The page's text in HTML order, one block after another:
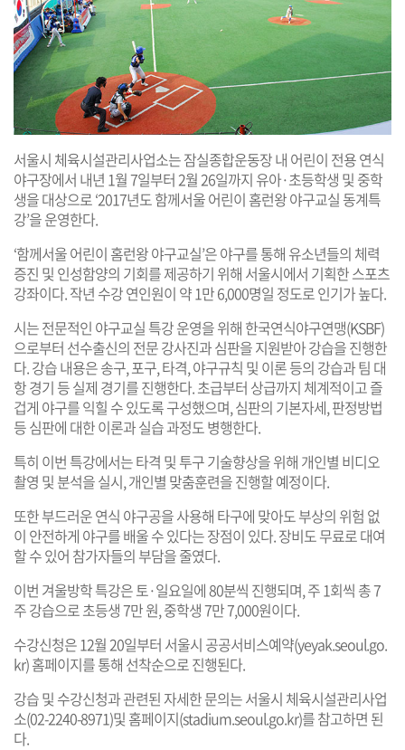
서울시 체육시설관리사업소는 잠실종합운동장 내 어린이 전용 연식
야구장에서 내년 1월 7일부터 2월 26일까지 유아·초등학생 및 중학
생을 대상으로 ‘2017년도 함께서울 어린이 홈런왕 야구교실 동계특
강’을 운영한다.
‘함께서울 어린이 홈런왕 야구교실’은 야구를 통해 유소년들의 체력
증진 및 인성함양의 기회를 제공하기 위해 서울시에서 기획한 스포츠
강좌이다. 작년 수강 연인원이 약 1만 6,000명일 정도로 인기가 높다.
시는 전문적인 야구교실 특강 운영을 위해 한국연식야구연맹(KSBF)
으로부터 선수출신의 전문 강사진과 심판을 지원받아 강습을 진행한
다. 강습 내용은 송구, 포구, 타격, 야구규칙 및 이론 등의 강습과 팀 대
항 경기 등 실제 경기를 진행한다. 초급부터 상급까지 체계적이고 즐
겁게 야구를 익힐 수 있도록 구성했으며, 심판의 기본자세, 판정방법
등 심판에 대한 이론과 실습 과정도 병행한다.
특히 이번 특강에서는 타격 및 투구 기술향상을 위해 개인별 비디오
촬영 및 분석을 실시, 개인별 맞춤훈련을 진행할 예정이다.
또한 부드러운 연식 야구공을 사용해 타구에 맞아도 부상의 위험 없
이 안전하게 야구를 배울 수 있다는 장점이 있다. 장비도 무료로 대여
할 수 있어 참가자들의 부담을 줄였다.
이번 겨울방학 특강은 토·일요일에 80분씩 진행되며, 주 1회씩 총 7
주 강습으로 초등생 7만 원, 중학생 7만 7,000원이다.
수강신청은 12월 20일부터 서울시 공공서비스예약(yeyak.seoul.go.
kr) 홈페이지를 통해 선착순으로 진행된다.
강습 및 수강신청과 관련된 자세한 문의는 서울시 체육시설관리사업
소(02-2240-8971)및 홈페이지(stadium.seoul.go.kr)를 참고하면 된
다.